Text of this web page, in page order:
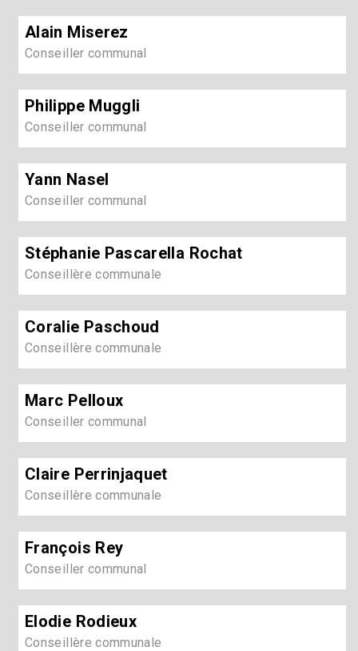
Alain Miserez
Conseiller communal
Philippe Muggli
Conseiller communal
Yann Nasel
Conseiller communal
Stéphanie Pascarella Rochat
Conseillère communale
Coralie Paschoud
Conseillère communale
Marc Pelloux
Conseiller communal
Claire Perrinjaquet
Conseillère communale
François Rey
Conseiller communal
Elodie Rodieux
Conseillère communale